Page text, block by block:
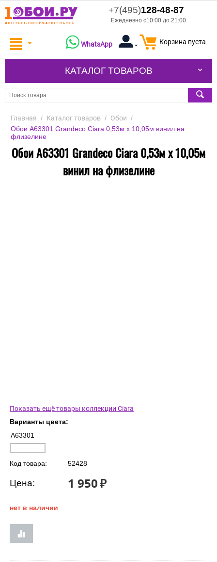
+7(495)128-48-87
Ежедневно с10:00 до 21:00
Корзина пуста
WhatsApp
КАТАЛОГ ТОВАРОВ
Главная / Каталог товаров / Обои /
Обои A63301 Grandeco Ciara 0,53м x 10,05м винил на
флизелине
Обои A63301 Grandeco Ciara 0,53м x 10,05м
винил на флизелине
Показать ещё товары коллекции Ciara
Варианты цвета:
A63301
Код товара: 52428
Цена: 1 950₽
нет в наличии